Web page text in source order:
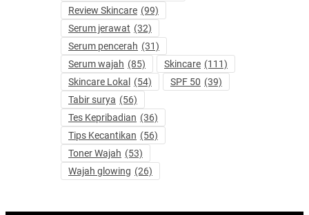
Review Skincare (99)
Serum jerawat (32)
Serum pencerah (31)
Serum wajah (85) Skincare (111)
Skincare Lokal
(54) SPF 50 (39)
Tabir surya (56)
Tes Kepribadian (36)
Tips Kecantikan (56)
Toner Wajah (53)
Wajah glowing (26)